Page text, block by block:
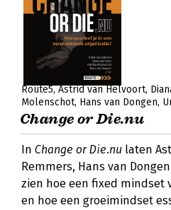
Route5 Astrid van Helvoort
Molenschot Hans van Dongen
Change or Die.nu
In Change or Die.nu laten
Remmers, Hans van
zien hoe een fixed mindset
en hoe een groeimindset